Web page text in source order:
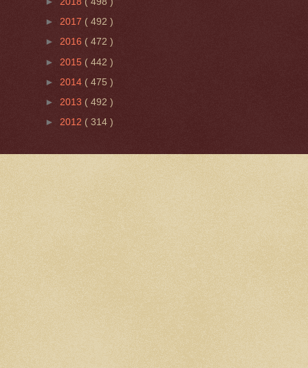
► 2017 ( 492 )
► 2016 ( 472 )
► 2015 ( 442 )
► 2014 ( 475 )
► 2013 ( 492 )
► 2012 ( 314 )